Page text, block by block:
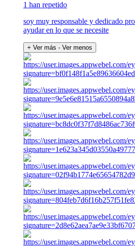
1 han repetido
soy muy responsable y dedicado
ayudar en lo que se necesite
+ Ver más - Ver menos